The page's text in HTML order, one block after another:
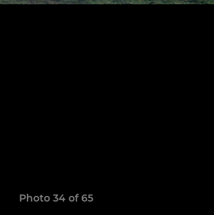
Photo 34 of 65